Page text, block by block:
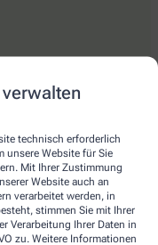
technisch erforderlich
unsere Website für Sie
Mit Ihrer Zustimmung
Website auch an
verarbeitet werden, in
stimmen Sie mit Ihrer
Verarbeitung Ihrer Daten in
zu. Weitere Informationen
Ihrer Apotheke vor Ort.